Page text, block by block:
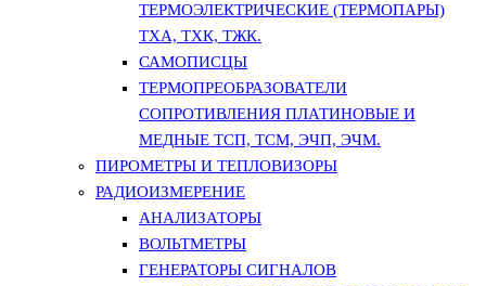
ТЕРМОЭЛЕКТРИЧЕСКИЕ (ТЕРМОПАРЫ)
ТХА, ТХК, ТЖК.
САМОПИСЦЫ
ТЕРМОПРЕОБРАЗОВАТЕЛИ
СОПРОТИВЛЕНИЯ ПЛАТИНОВЫЕ И
МЕДНЫЕ ТСП, ТСМ, ЭЧП, ЭЧМ.
ПИРОМЕТРЫ И ТЕПЛОВИЗОРЫ
РАДИОИЗМЕРЕНИЕ
АНАЛИЗАТОРЫ
ВОЛЬТМЕТРЫ
ГЕНЕРАТОРЫ СИГНАЛОВ